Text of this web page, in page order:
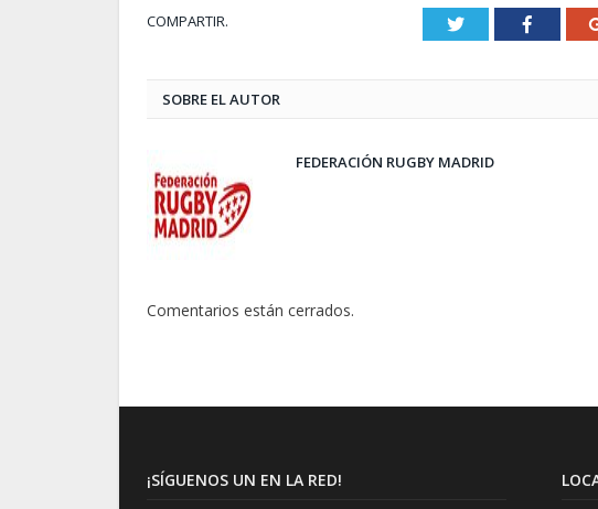
COMPARTIR. Twitter Facebook
SOBRE EL AUTOR
FEDERACIÓN RUGBY MADRID
Comentarios están cerrados.
¡SÍGUENOS UN EN LA RED!